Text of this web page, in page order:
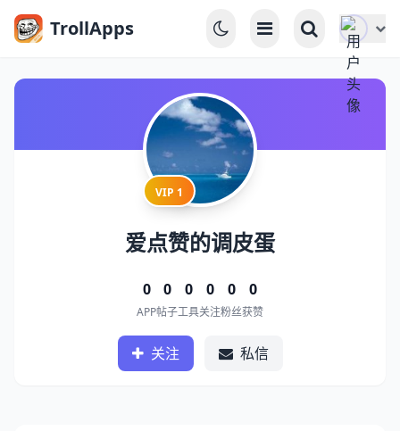
TrollApps
VIP 1
爱点赞的调皮蛋
0
APP
0
帖子
0
工具
0
关注
0
粉丝
0
获赞
关注 私信